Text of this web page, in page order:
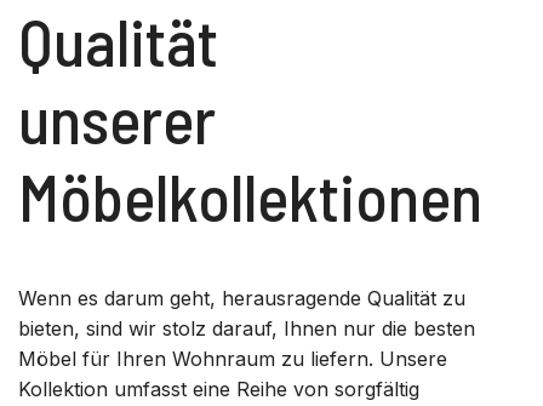
Qualität
unserer
Möbelkollektionen
Wenn es darum geht, herausragende Qualität zu
bieten, sind wir stolz darauf, Ihnen nur die besten
Möbel für Ihren Wohnraum zu liefern. Unsere
Kollektion umfasst eine Reihe von sorgfältig